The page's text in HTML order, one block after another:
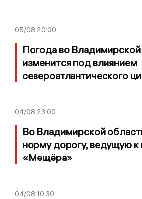
05/08 20:00
Погода во
изменится под влиянием
североатлантического
04/08 23:00
Во Владимирской
норму дорогу, ведущую к
«Мещёра»
04/08 10:30